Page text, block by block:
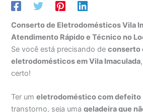
Conserto de Eletrodomésticos Vila
Atendimento Rápido e Técnico no
Se você está precisando deconserto
eletrodomésticos em Vila Imaculada
certo!
Ter umeletrodoméstico com defeito
transtorno, seja umageladeira que